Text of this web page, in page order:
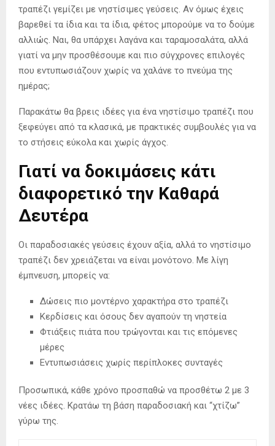
τραπέζι γεμίζει με νηστίσιμες γεύσεις. Αν όμως έχεις
βαρεθεί τα ίδια και τα ίδια, φέτος μπορούμε να το δούμε
αλλιώς. Ναι, θα υπάρχει λαγάνα και ταραμοσαλάτα, αλλά
γιατί να μην προσθέσουμε και πιο σύγχρονες επιλογές
που εντυπωσιάζουν χωρίς να χαλάνε το πνεύμα της
ημέρας;
Παρακάτω θα βρεις ιδέες για ένα νηστίσιμο τραπέζι που
ξεφεύγει από τα κλασικά, με πρακτικές συμβουλές για να
το στήσεις εύκολα και χωρίς άγχος.
Γιατί να δοκιμάσεις κάτι
διαφορετικό την Καθαρά
Δευτέρα
Οι παραδοσιακές γεύσεις έχουν αξία, αλλά το νηστίσιμο
τραπέζι δεν χρειάζεται να είναι μονότονο. Με λίγη
έμπνευση, μπορείς να:
Δώσεις πιο μοντέρνο χαρακτήρα στο τραπέζι
Κερδίσεις και όσους δεν αγαπούν τη νηστεία
Φτιάξεις πιάτα που τρώγονται και τις επόμενες
μέρες
Εντυπωσιάσεις χωρίς περίπλοκες συνταγές
Προσωπικά, κάθε χρόνο προσπαθώ να προσθέτω 2 με 3
νέες ιδέες. Κρατάω τη βάση παραδοσιακή και “χτίζω”
γύρω της.